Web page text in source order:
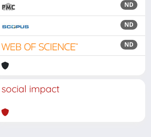
ND
ND
ND
social impact